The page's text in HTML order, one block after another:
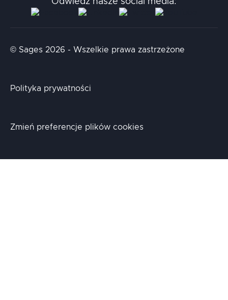
Aidapta
AI & NLP Day
© Sages 2026 - Wszelkie prawa zastrzeżone
Polityka prywatności
Zmień preferencje plików cookies